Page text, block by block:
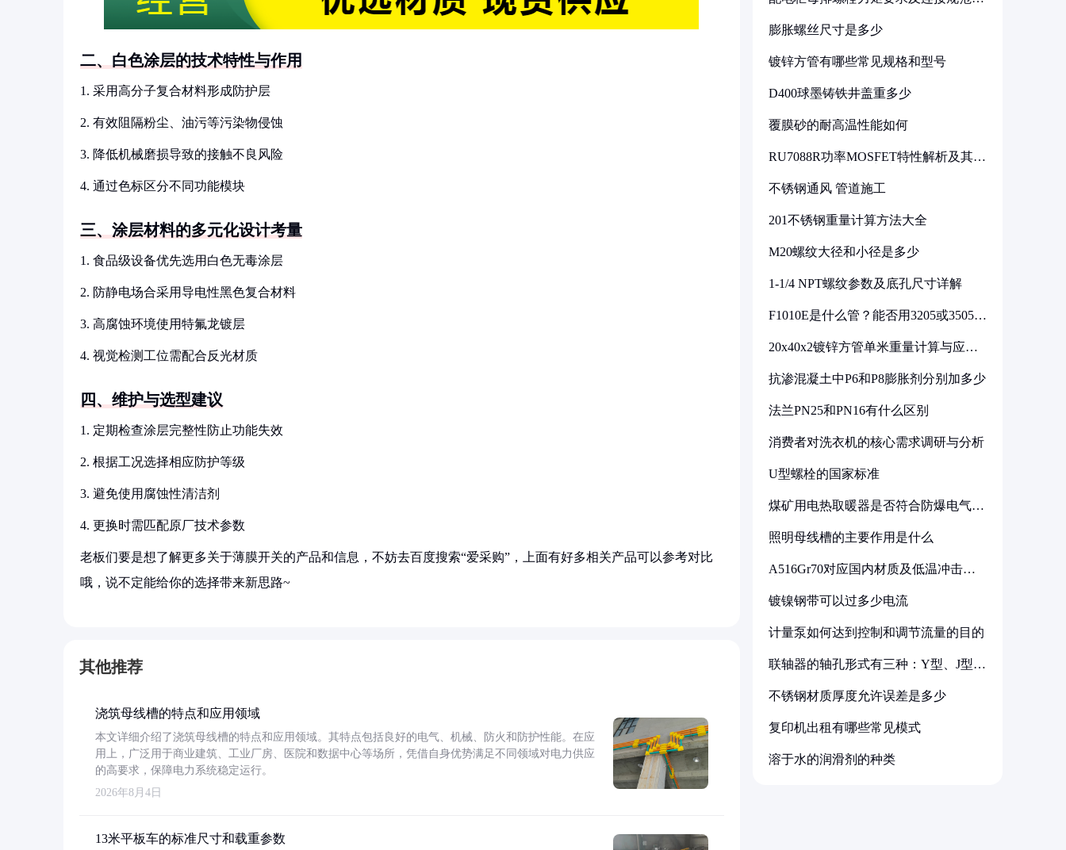
二、白色涂层的技术特性与作用
1. 采用高分子复合材料形成防护层
2. 有效阻隔粉尘、油污等污染物侵蚀
3. 降低机械磨损导致的接触不良风险
4. 通过色标区分不同功能模块
三、涂层材料的多元化设计考量
1. 食品级设备优先选用白色无毒涂层
2. 防静电场合采用导电性黑色复合材料
3. 高腐蚀环境使用特氟龙镀层
4. 视觉检测工位需配合反光材质
四、维护与选型建议
1. 定期检查涂层完整性防止功能失效
2. 根据工况选择相应防护等级
3. 避免使用腐蚀性清洁剂
4. 更换时需匹配原厂技术参数
老板们要是想了解更多关于薄膜开关的产品和信息，不妨去百度搜索“爱采购”，上面有好多相关产品可以参考对比
哦，说不定能给你的选择带来新思路~
其他推荐
浇筑母线槽的特点和应用领域
本文详细介绍了浇筑母线槽的特点和应用领域。其特点包括良好的电气、机械、防火和防护性能。在应
用上，广泛用于商业建筑、工业厂房、医院和数据中心等场所，凭借自身优势满足不同领域对电力供应
的高要求，保障电力系统稳定运行。
2026年8月4日
13米平板车的标准尺寸和载重参数
膨胀螺丝尺寸是多少
镀锌方管有哪些常见规格和型号
D400球墨铸铁井盖重多少
覆膜砂的耐高温性能如何
RU7088R功率MOSFET特性解析及其在
不锈钢通风 管道施工
201不锈钢重量计算方法大全
M20螺纹大径和小径是多少
1-1/4 NPT螺纹参数及底孔尺寸详解
F1010E是什么管？能否用3205或3505代
20x40x2镀锌方管单米重量计算与应用
抗渗混凝土中P6和P8膨胀剂分别加多少
法兰PN25和PN16有什么区别
消费者对洗衣机的核心需求调研与分析
U型螺栓的国家标准
煤矿用电热取暖器是否符合防爆电气设
照明母线槽的主要作用是什么
A516Gr70对应国内材质及低温冲击要
镀镍钢带可以过多少电流
计量泵如何达到控制和调节流量的目的
联轴器的轴孔形式有三种：Y型、J型、
不锈钢材质厚度允许误差是多少
复印机出租有哪些常见模式
溶于水的润滑剂的种类